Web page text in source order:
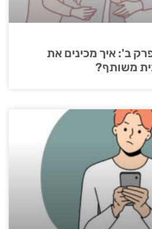
ב': איך מכינים את
משותף?